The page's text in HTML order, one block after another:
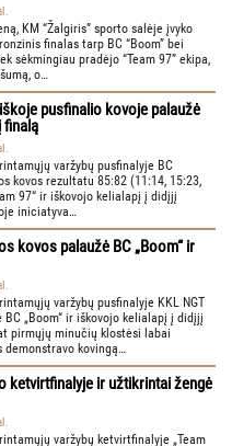
KM “Žalgiris” sporto salėje įvyko
finalas tarp BC “Boom” bei
sėkmingiau pradėjo “Team 97” ekipa,
o…
pusfinalio kovoje palaužė
finalą
varžybų pusfinalyje BC
kovos rezultatu 85:82 (11:14, 15:23,
97“ ir iškovojo kelialapį į didįjį
iniciatyva…
kovos palaužė BC „Boom“ ir
varžybų pusfinalyje KKL NGT
„Boom“ ir iškovojo kelialapį į didįjį
pirmųjų minučių klostėsi labai
demonstravo kovingą…
ketvirtfinalyje ir užtikrintai žengė
varžybų ketvirtfinalyje „Team